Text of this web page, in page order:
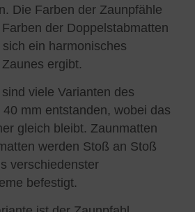
Die Farben der Zaunpfähle
der Doppelstabmatten
ein harmonisches
ergibt.
viele Varianten des
mm entstanden, wobei das
gleich bleibt. Zaunmatten
werden Stoß an Stoß
verschiedenster
befestigt.